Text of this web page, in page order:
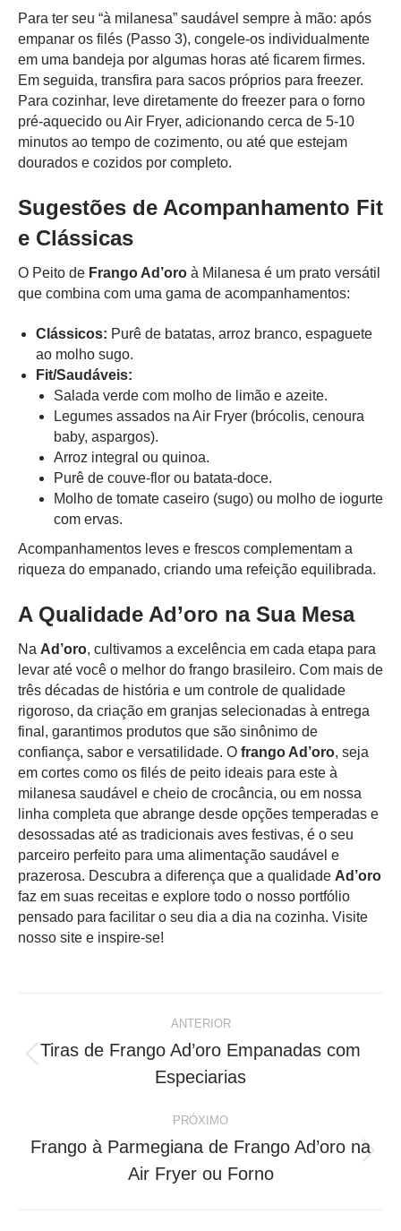
Para ter seu “à milanesa” saudável sempre à mão: após
empanar os filés (Passo 3), congele-os individualmente
em uma bandeja por algumas horas até ficarem firmes.
Em seguida, transfira para sacos próprios para freezer.
Para cozinhar, leve diretamente do freezer para o forno
pré-aquecido ou Air Fryer, adicionando cerca de 5-10
minutos ao tempo de cozimento, ou até que estejam
dourados e cozidos por completo.
Sugestões de Acompanhamento Fit
e Clássicas
O Peito de Frango Ad’oro à Milanesa é um prato versátil
que combina com uma gama de acompanhamentos:
Clássicos: Purê de batatas, arroz branco, espaguete
ao molho sugo.
Fit/Saudáveis:
Salada verde com molho de limão e azeite.
Legumes assados na Air Fryer (brócolis, cenoura
baby, aspargos).
Arroz integral ou quinoa.
Purê de couve-flor ou batata-doce.
Molho de tomate caseiro (sugo) ou molho de iogurte
com ervas.
Acompanhamentos leves e frescos complementam a
riqueza do empanado, criando uma refeição equilibrada.
A Qualidade Ad’oro na Sua Mesa
Na Ad’oro, cultivamos a excelência em cada etapa para
levar até você o melhor do frango brasileiro. Com mais de
três décadas de história e um controle de qualidade
rigoroso, da criação em granjas selecionadas à entrega
final, garantimos produtos que são sinônimo de
confiança, sabor e versatilidade. O frango Ad’oro, seja
em cortes como os filés de peito ideais para este à
milanesa saudável e cheio de crocância, ou em nossa
linha completa que abrange desde opções temperadas e
desossadas até as tradicionais aves festivas, é o seu
parceiro perfeito para uma alimentação saudável e
prazerosa. Descubra a diferença que a qualidade Ad’oro
faz em suas receitas e explore todo o nosso portfólio
pensado para facilitar o seu dia a dia na cozinha. Visite
nosso site e inspire-se!
Navegação
de
ANTERIOR
anterior:
Tiras de Frango Ad’oro Empanadas com
Especiarias
PRÓXIMO
post:
Frango à Parmegiana de Frango Ad’oro na
Air Fryer ou Forno